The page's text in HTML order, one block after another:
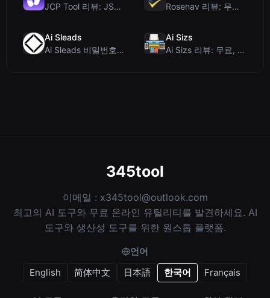
JCP Tool 리뷰: JSON, CSV, YAML, XML을 위한 무료 클라이언트 측 데...
Rosenav 리뷰: 무료 온라인 코사인 유사도 검사기 및 텍스트 차이 비교 도구
Ai Sleads
Ai Sleads 비밀번호 강도 검사기 리뷰: 제로 업로드, 실시간 엔트로피 분석
Ai Sizs
Ai Sizs 리뷰: 무료, 프라이빗 이미지 유사도 및 블러 감지 도구
345tool
이메일 : x345tool@outlook.com
최고의 AI 도구와 무료 온라인 유틸리티를 발견하세요. AI
도구와 생산성 도구를 위한 원스톱 플랫폼.
언어
English
简体中文 日本語 한국어 Français